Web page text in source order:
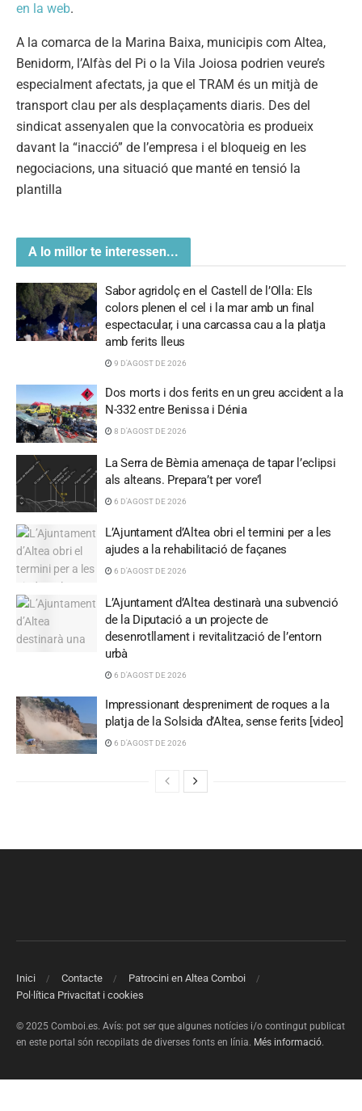
en la web.
A la comarca de la Marina Baixa, municipis com Altea,
Benidorm, l’Alfàs del Pi o la Vila Joiosa podrien veure’s
especialment afectats, ja que el TRAM és un mitjà de
transport clau per als desplaçaments diaris. Des del
sindicat assenyalen que la convocatòria es produeix
davant la “inacció” de l’empresa i el bloqueig en les
negociacions, una situació que manté en tensió la
plantilla
A lo millor te interessen...
Sabor agridolç en el Castell de l’Olla: Els
colors plenen el cel i la mar amb un final
espectacular, i una carcassa cau a la platja
amb ferits lleus
9 D'AGOST DE 2026
Dos morts i dos ferits en un greu accident a la
N-332 entre Benissa i Dénia
8 D'AGOST DE 2026
La Serra de Bèrnia amenaça de tapar l’eclipsi
als alteans. Prepara’t per vore’l
6 D'AGOST DE 2026
L’Ajuntament d’Altea obri el termini per a les
ajudes a la rehabilitació de façanes
6 D'AGOST DE 2026
L’Ajuntament d’Altea destinarà una subvenció
de la Diputació a un projecte de
desenrotllament i revitalització de l’entorn
urbà
6 D'AGOST DE 2026
Impressionant despreniment de roques a la
platja de la Solsida d’Altea, sense ferits [video]
6 D'AGOST DE 2026
Inici Contacte
Patrocini en Altea Comboi
Pol·lítica Privacitat i cookies
© 2025 Comboi.es. Avís: pot ser que algunes notícies i/o contingut publicat
en este portal són recopilats de diverses fonts en línia. Més informació.